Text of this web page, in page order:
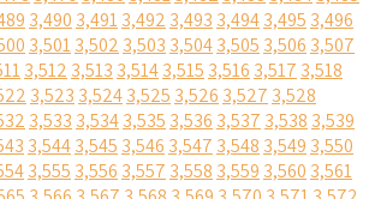
3,490 3,4913,492 3,493 3,4943,495 3,496
3,5013,502 3,503 3,5043,505 3,506 3,507
3,512 3,513 3,5143,515 3,516 3,517 3,518
3,523 3,5243,525 3,526 3,527 3,528
3,533 3,5343,535 3,536 3,537 3,538 3,539
3,5443,545 3,546 3,547 3,548 3,549 3,550
3,555 3,556 3,557 3,558 3,559 3,560 3,561